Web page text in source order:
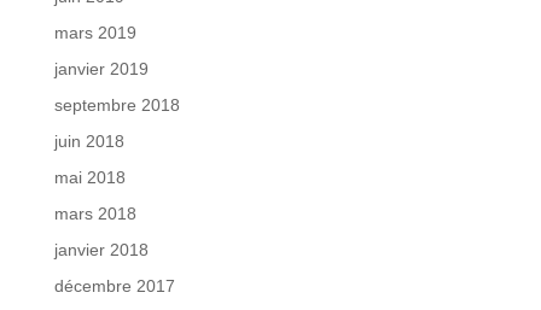
mars 2019
janvier 2019
septembre 2018
juin 2018
mai 2018
mars 2018
janvier 2018
décembre 2017